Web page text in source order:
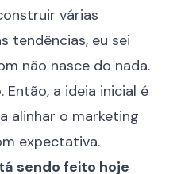
várias
tendências, eu sei
não nasce do nada.
a ideia inicial é
alinhar o marketing
expectativa.
sendo feito hoje